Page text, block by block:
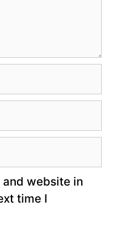
and website in
time I